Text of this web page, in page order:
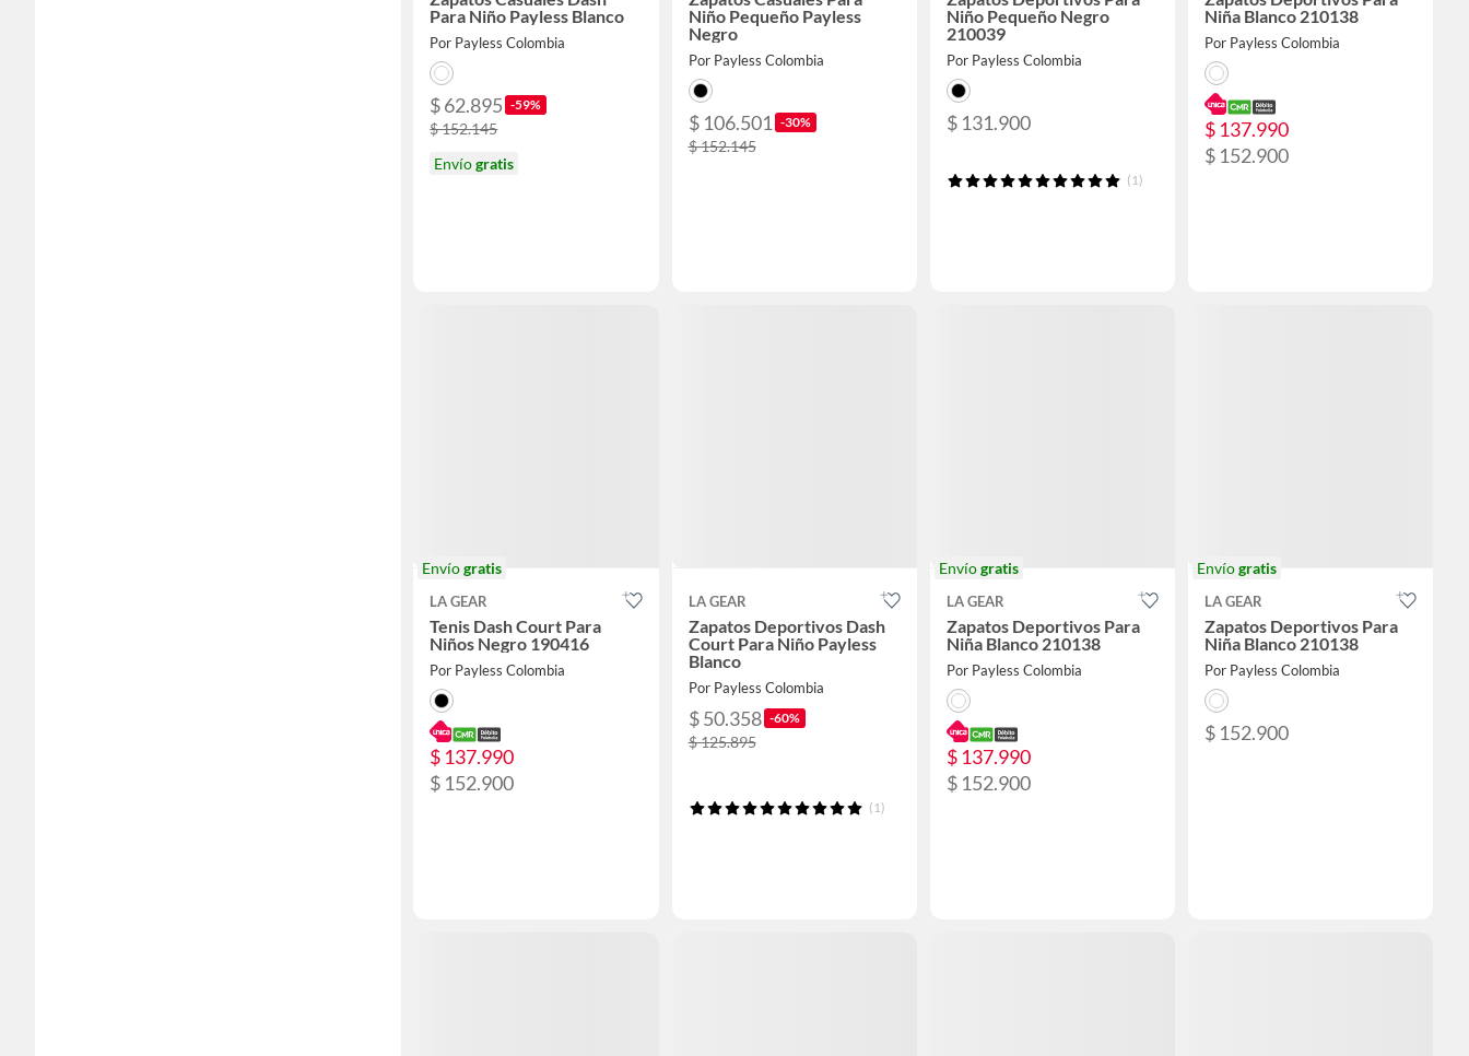
Para Niño Payless Blanco
Por Payless Colombia
$ 62.895 -59%
$ 152.145
Envíogratis
Niño Pequeño Payless
Negro
Por Payless Colombia
$ 106.501 -30%
$ 152.145
Niño Pequeño Negro
210039
Por Payless Colombia
$ 131.900
(1)
Niña Blanco 210138
Por Payless Colombia
$ 137.990
$ 152.900
Envíogratis
LA GEAR
Tenis Dash Court Para
Niños Negro 190416
Por Payless Colombia
$ 137.990
$ 152.900
LA GEAR
Zapatos Deportivos Dash
Court Para Niño Payless
Blanco
Por Payless Colombia
$ 50.358 -60%
$ 125.895
(1)
Envíogratis
LA GEAR
Zapatos Deportivos Para
Niña Blanco 210138
Por Payless Colombia
$ 137.990
$ 152.900
Envíogratis
LA GEAR
Zapatos Deportivos Para
Niña Blanco 210138
Por Payless Colombia
$ 152.900